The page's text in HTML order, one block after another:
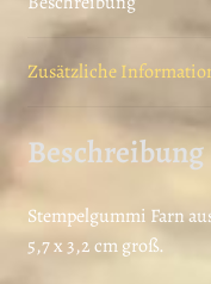
t
Zusätzliche
Beschreibung
Stempelgummi Farn
5,7 x 3,2 cm groß.